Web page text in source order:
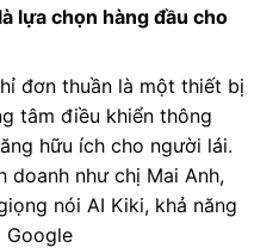
lựa chọn hàng đầu cho
đơn thuần là một thiết bị
tâm điều khiển thông
hữu ích cho người lái.
như chị Mai Anh,
nói AI Kiki, khả năng
Google